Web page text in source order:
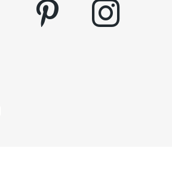
pinterest instagram